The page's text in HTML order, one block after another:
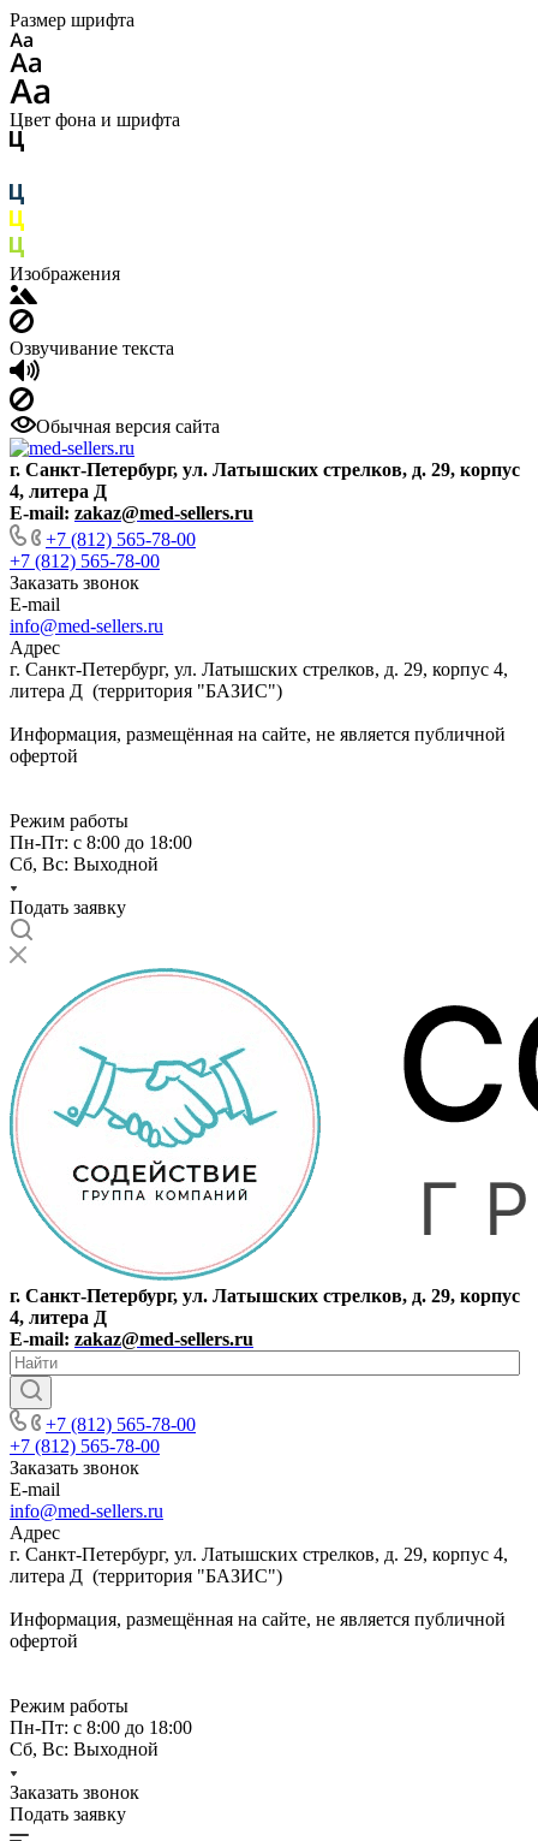
Размер шрифта
Цвет фона и шрифта
Изображения
Озвучивание текста
Обычная версия сайта
г. Санкт-Петербург, ул. Латышских стрелков, д. 29, корпус
4, литера Д
E-mail: zakaz@med-sellers.ru
+7 (812) 565-78-00
+7 (812) 565-78-00
Заказать звонок
E-mail
info@med-sellers.ru
Адрес
г. Санкт-Петербург, ул. Латышских стрелков, д. 29, корпус 4,
литера Д (территория "БАЗИС")
Информация, размещённая на сайте, не является публичной
офертой
Режим работы
Пн-Пт: с 8:00 до 18:00
Сб, Вс: Выходной
Подать заявку
г. Санкт-Петербург, ул. Латышских стрелков, д. 29, корпус
4, литера Д
E-mail: zakaz@med-sellers.ru
+7 (812) 565-78-00
+7 (812) 565-78-00
Заказать звонок
E-mail
info@med-sellers.ru
Адрес
г. Санкт-Петербург, ул. Латышских стрелков, д. 29, корпус 4,
литера Д (территория "БАЗИС")
Информация, размещённая на сайте, не является публичной
офертой
Режим работы
Пн-Пт: с 8:00 до 18:00
Сб, Вс: Выходной
Заказать звонок
Подать заявку